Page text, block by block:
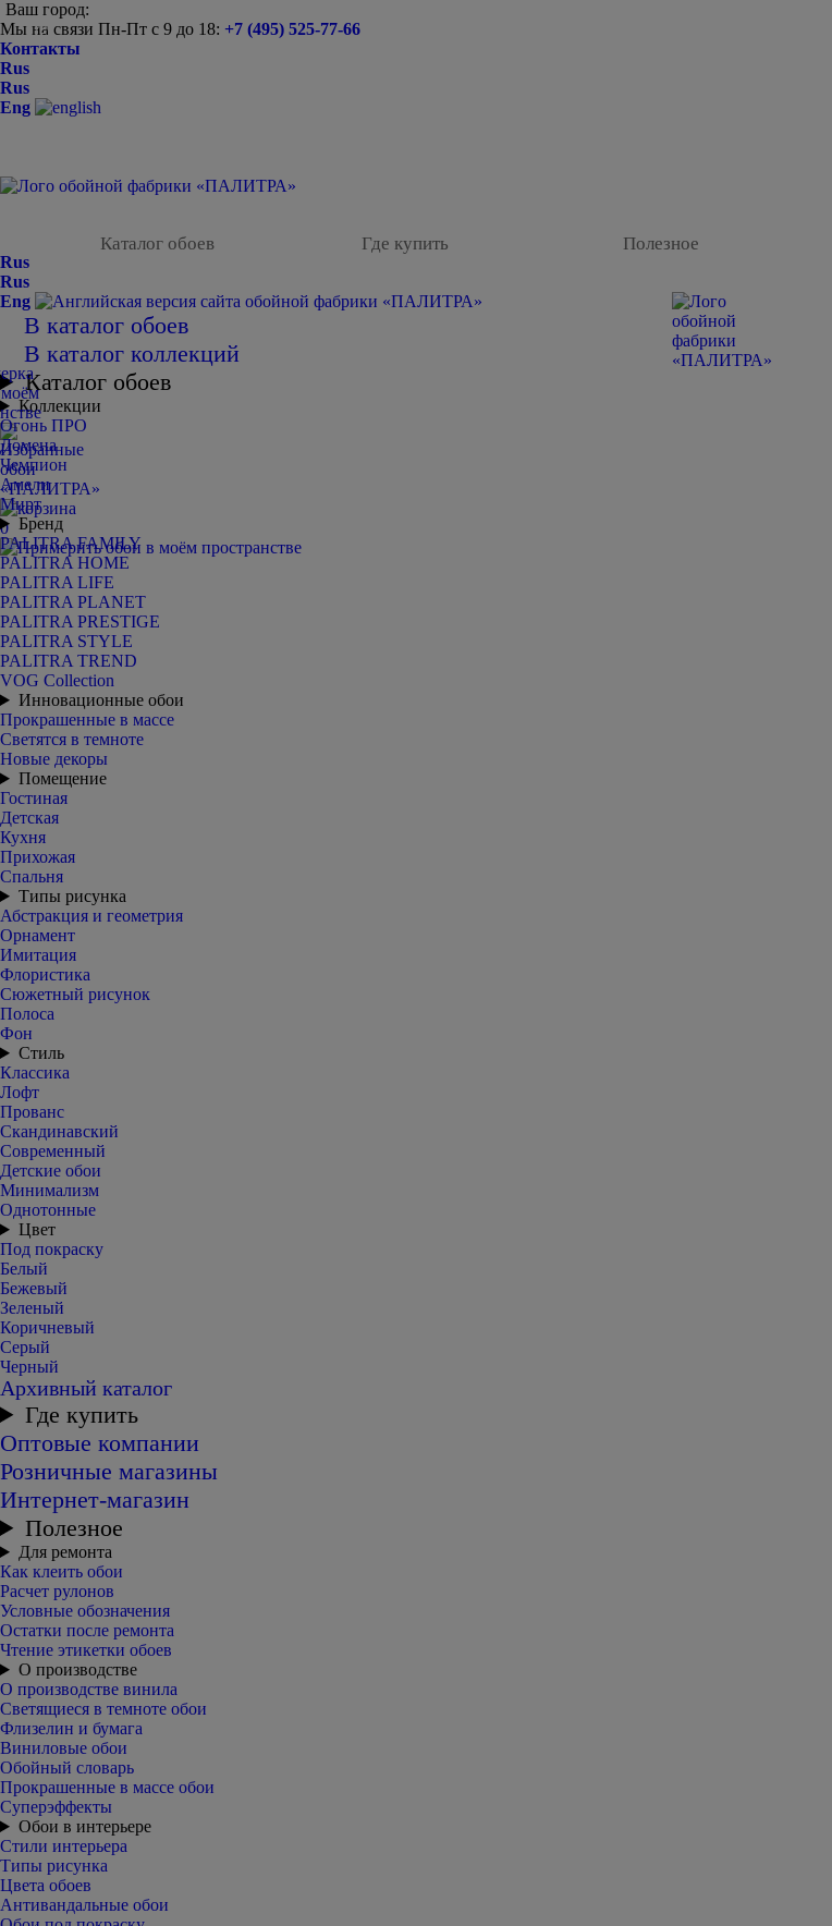
Ваш город:
Мы на связи Пн-Пт с 9 до 18: +7 (495) 525-77-66
Контакты
Rus
Rus
Eng
Каталог обоев Где купить Полезное
0
Rus
Rus
Eng
В каталог обоев
В каталог коллекций
Каталог обоев
Коллекции
Огонь ПРО
Домена
Чемпион
Амели
Мирт
Бренд
PALITRA FAMILY
PALITRA HOME
PALITRA LIFE
PALITRA PLANET
PALITRA PRESTIGE
PALITRA STYLE
PALITRA TREND
VOG Collection
Инновационные обои
Прокрашенные в массе
Светятся в темноте
Новые декоры
Помещение
Гостиная
Детская
Кухня
Прихожая
Спальня
Типы рисунка
Абстракция и геометрия
Орнамент
Имитация
Флористика
Сюжетный рисунок
Полоса
Фон
Стиль
Классика
Лофт
Прованс
Скандинавский
Современный
Детские обои
Минимализм
Однотонные
Цвет
Под покраску
Белый
Бежевый
Зеленый
Коричневый
Серый
Черный
Архивный каталог
Где купить
Оптовые компании
Розничные магазины
Интернет-магазин
Полезное
Для ремонта
Как клеить обои
Расчет рулонов
Условные обозначения
Остатки после ремонта
Чтение этикетки обоев
О производстве
О производстве винила
Светящиеся в темноте обои
Флизелин и бумага
Виниловые обои
Обойный словарь
Прокрашенные в массе обои
Суперэффекты
Обои в интерьере
Стили интерьера
Типы рисунка
Цвета обоев
Антивандальные обои
-